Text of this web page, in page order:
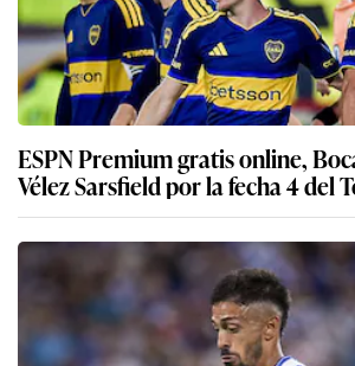
ESPN Premium gratis online,
Vélez Sarsfield por la fecha 4 del